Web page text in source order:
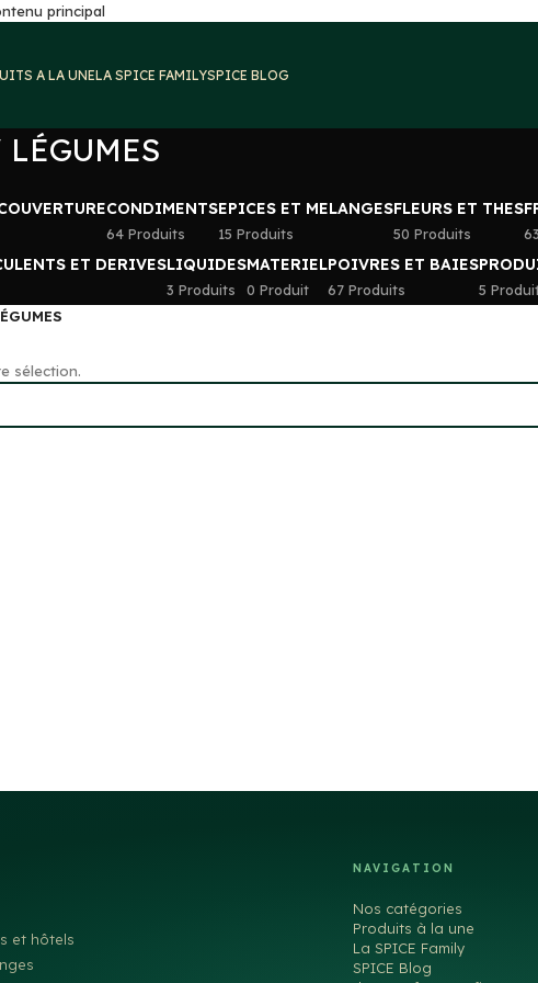
principal
A LA UNELA SPICE FAMILYSPICE BLOG
CONDIMENTS
64 Produits
EPICES ET MELANGES
15 Produits
FLEURS ET THES
50 Produits
ET DERIVESLIQUIDES
3 Produits
MATERIEL
0 Produit
POIVRES ET BAIES
67 Produits 5
sélection.
et hôtels
NAVIGATION
Nos catégories
Produits à la une
La SPICE Family
SPICE Blog